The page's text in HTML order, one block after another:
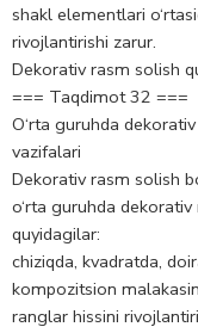
shakl elementlari
rivojlantirishi zarur.
Dekorativ rasm solish
=== Taqdimot 32 ===
O‘rta guruhda
vazifalari
Dekorativ rasm solish
o‘rta guruhda
quyidagilar:
chiziqda, kvadratda,
kompozitsion
ranglar hissini